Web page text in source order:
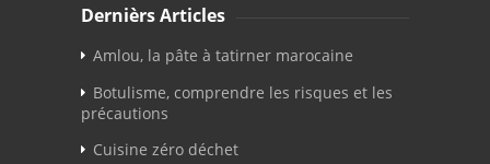
Dernièrs Articles
Amlou, la pâte à tatirner marocaine
Botulisme, comprendre les risques et les
précautions
Cuisine zéro déchet